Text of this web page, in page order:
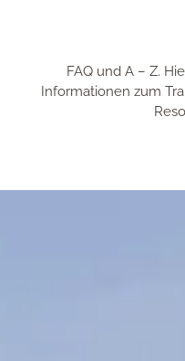
FAQ und A – Z.
Informationen zum